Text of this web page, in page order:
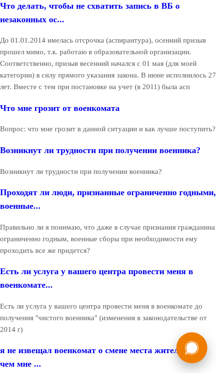
Что делать, чтобы не схватить запись в ВБ о
незаконных ос...
До 01.01.2014 имелась отсрочка (аспирантура), осенний призыв
прошел мимо, т.к. работаю в образовательной организации.
Соответственно, призыв весенний начался с 01 мая (для моей
категории) в силу прямого указания закона. В июне исполнилось 27
лет. Вместе с тем при постановке на учет (в 2011) была асп
Что мне грозит от военкомата
Вопрос: что мне грозит в данной ситуации и как лучше поступить?
Возникнут ли трудности при получении военника?
Возникнут ли трудности при получении военника?
Проходят ли люди, признанные ограниченно годными,
военные...
Правильно ли я понимаю, что даже в случае признания гражданина
ограниченно годным, военные сборы при необходимости ему
проходить все же придется?
Есть ли услуга у вашего центра провести меня в
военкомате...
Есть ли услуга у вашего центра провести меня в военкомате до
получения "чистого военника" (изменения в законодательстве от
2014 г)
я не извещал военкомат о смене места жительства,
чем мне ...
Бесплатная
консультация